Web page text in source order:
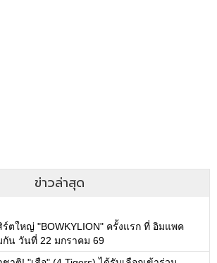
ข่าวล่าสุด
ตใหญ่ "BOWKYLION" ครั้งแรก ที่ อิมแพค
น วันที่ 22 มกราคม 69